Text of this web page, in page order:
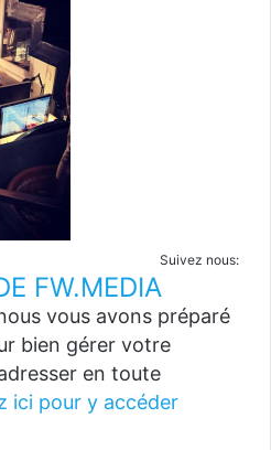
Suivez nous:
FW.MEDIA
vous avons préparé
bien gérer votre
en toute
ici pour y accéder